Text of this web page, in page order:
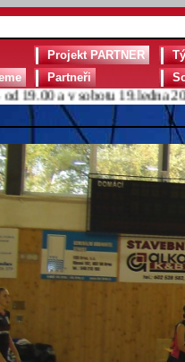
Projekt PARTNER
Partneři
a v sobotu 19.ledna 2013